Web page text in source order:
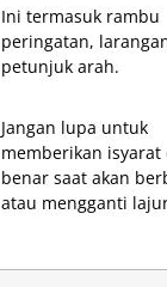
Ini termasuk rambu
peringatan,
petunjuk arah.
Jangan lupa untuk
memberikan isyarat
benar saat akan
atau mengganti